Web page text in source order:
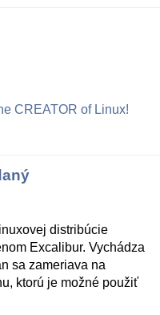
CREATOR of Linux!
distribúcie
Excalibur. Vychádza
sa zameriava na
ktorú je možné použiť